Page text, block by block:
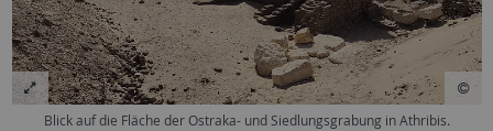
Blick auf die Fläche der Ostraka- und Siedlungsgrabung in Athribis.